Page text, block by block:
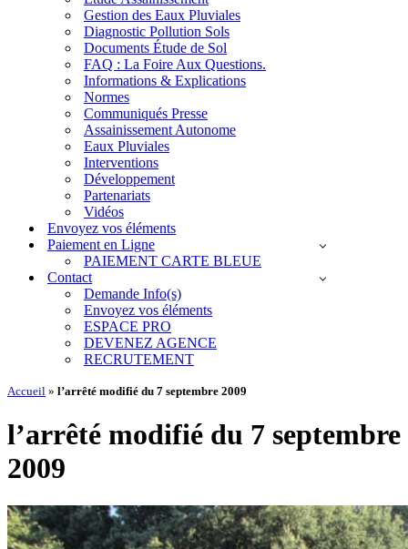
Gestion des Eaux Pluviales
Diagnostic Pollution Sols
Documents Étude de Sol
FAQ : La Foire Aux Questions.
Informations & Explications
Normes
Communiqués Presse
Assainissement Autonome
Eaux Pluviales
Interventions
Développement
Partenariats
Vidéos
Envoyez vos éléments
Paiement en Ligne
PAIEMENT CARTE BLEUE
Contact
Demande Info(s)
Envoyez vos éléments
ESPACE PRO
DEVENEZ AGENCE
RECRUTEMENT
Accueil » l’arrêté modifié du 7 septembre 2009
l’arrêté modifié du 7 septembre
2009